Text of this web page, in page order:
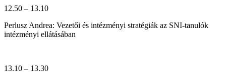
12.50 – 13.10
Perlusz Andrea: Vezetői és intézményi stratégiák az SNI-tanulók
intézményi ellátásában
13.10 – 13.30